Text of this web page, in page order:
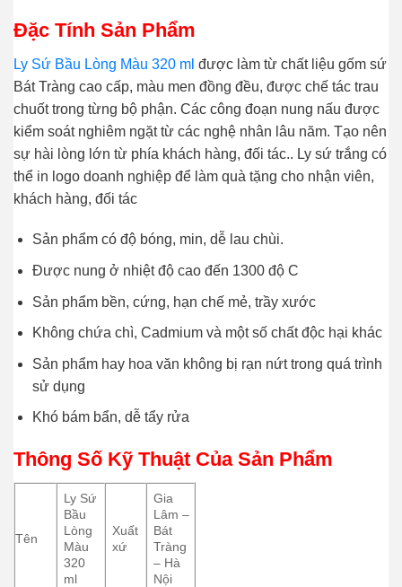
Đặc Tính Sản Phẩm
Ly Sứ Bầu Lòng Màu 320 ml được làm từ chất liệu gốm sứ
Bát Tràng cao cấp, màu men đồng đều, được chế tác trau
chuốt trong từng bộ phận. Các công đoạn nung nấu được
kiểm soát nghiêm ngặt từ các nghệ nhân lâu năm. Tạo nên
sự hài lòng lớn từ phía khách hàng, đối tác.. Ly sứ trắng có
thể in logo doanh nghiệp để làm quà tặng cho nhận viên,
khách hàng, đối tác
Sản phẩm có độ bóng, min, dễ lau chùi.
Được nung ở nhiệt độ cao đến 1300 độ C
Sản phẩm bền, cứng, hạn chế mẻ, trầy xước
Không chứa chì, Cadmium và một số chất độc hại khác
Sản phẩm hay hoa văn không bị rạn nứt trong quá trình
sử dụng
Khó bám bẩn, dễ tẩy rửa
Thông Số Kỹ Thuật Của Sản Phẩm
Tên
Ly Sứ
Bầu
Lòng
Màu
320
ml
Xuất
xứ
Gia
Lâm –
Bát
Tràng
– Hà
Nội